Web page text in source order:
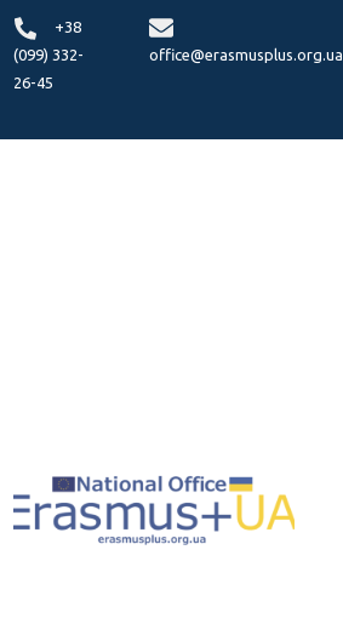
+38
(099) 332-
26-45
office@erasmusplus.org.ua